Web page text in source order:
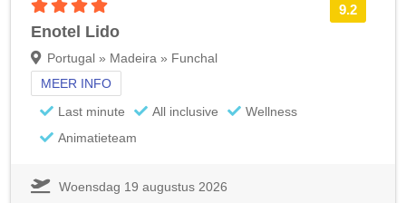
9.2
Enotel Lido
Portugal » Madeira » Funchal
MEER INFO
Last minute
All inclusive
Wellness
Animatieteam
Woensdag 19 augustus 2026